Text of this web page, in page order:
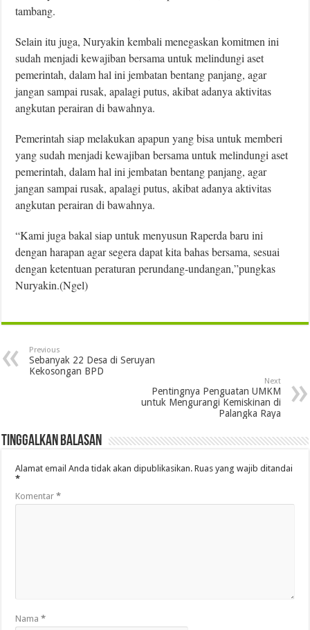
tambang.
Selain itu juga, Nuryakin kembali menegaskan komitmen ini
sudah menjadi kewajiban bersama untuk melindungi aset
pemerintah, dalam hal ini jembatan bentang panjang, agar
jangan sampai rusak, apalagi putus, akibat adanya aktivitas
angkutan perairan di bawahnya.
Pemerintah siap melakukan apapun yang bisa untuk memberi
yang sudah menjadi kewajiban bersama untuk melindungi aset
pemerintah, dalam hal ini jembatan bentang panjang, agar
jangan sampai rusak, apalagi putus, akibat adanya aktivitas
angkutan perairan di bawahnya.
“Kami juga bakal siap untuk menyusun Raperda baru ini
dengan harapan agar segera dapat kita bahas bersama, sesuai
dengan ketentuan peraturan perundang-undangan,”pungkas
Nuryakin.(Ngel)
Previous
Sebanyak 22 Desa di Seruyan
Kekosongan BPD
Next
Pentingnya Penguatan UMKM
untuk Mengurangi Kemiskinan di
Palangka Raya
Tinggalkan Balasan
Alamat email Anda tidak akan dipublikasikan. Ruas yang wajib ditandai
*
Komentar*
Nama*